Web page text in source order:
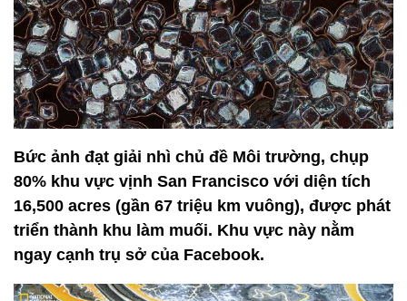
Bức ảnh đạt giải nhì chủ đề Môi trường, chụp
80% khu vực vịnh San Francisco với diện tích
16,500 acres (gần 67 triệu km vuông), được phát
triển thành khu làm muối. Khu vực này nằm
ngay cạnh trụ sở của Facebook.